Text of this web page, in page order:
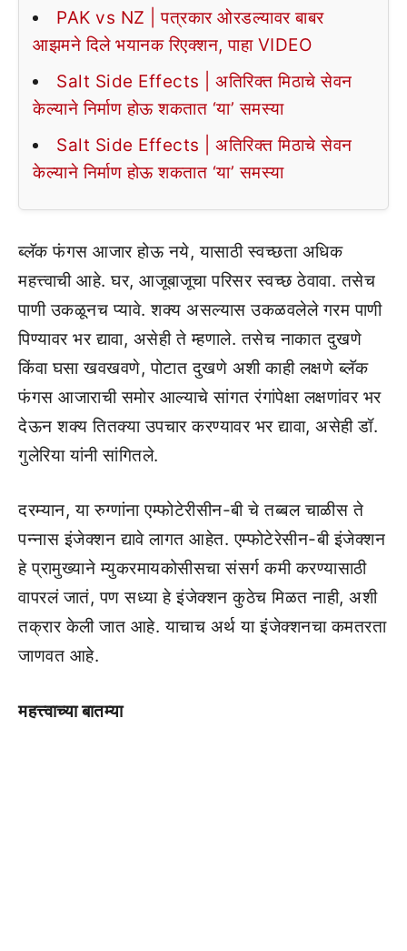
PAK vs NZ | पत्रकार ओरडल्यावर बाबर
आझमने दिले भयानक रिएक्शन, पाहा VIDEO
Salt Side Effects | अतिरिक्त मिठाचे सेवन
केल्याने निर्माण होऊ शकतात ‘या’ समस्या
Salt Side Effects | अतिरिक्त मिठाचे सेवन
केल्याने निर्माण होऊ शकतात ‘या’ समस्या
ब्लॅक फंगस आजार होऊ नये, यासाठी स्वच्छता अधिक
महत्त्वाची आहे. घर, आजूबाजूचा परिसर स्वच्छ ठेवावा. तसेच
पाणी उकळूनच प्यावे. शक्य असल्यास उकळवलेले गरम पाणी
पिण्यावर भर द्यावा, असेही ते म्हणाले. तसेच नाकात दुखणे
किंवा घसा खवखवणे, पोटात दुखणे अशी काही लक्षणे ब्लॅक
फंगस आजाराची समोर आल्याचे सांगत रंगांपेक्षा लक्षणांवर भर
देऊन शक्य तितक्या उपचार करण्यावर भर द्यावा, असेही डॉ.
गुलेरिया यांनी सांगितले.
दरम्यान, या रुग्णांना एम्फोटेरीसीन-बी चे तब्बल चाळीस ते
पन्नास इंजेक्शन द्यावे लागत आहेत. एम्फोटेरेसीन-बी इंजेक्शन
हे प्रामुख्याने म्युकरमायकोसीसचा संसर्ग कमी करण्यासाठी
वापरलं जातं, पण सध्या हे इंजेक्शन कुठेच मिळत नाही, अशी
तक्रार केली जात आहे. याचाच अर्थ या इंजेक्शनचा कमतरता
जाणवत आहे.
महत्त्वाच्या बातम्या